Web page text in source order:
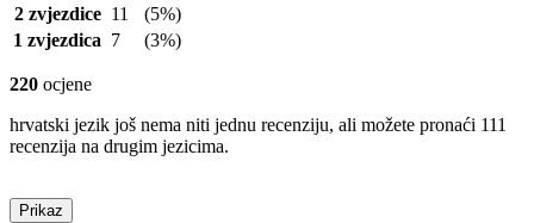
2 zvjezdice 11
(5%)
1 zvjezdica 7 (3%)
220 ocjene
hrvatski jezik još nema niti jednu recenziju, ali možete pronaći 111
recenzija na drugim jezicima.
Prikaz